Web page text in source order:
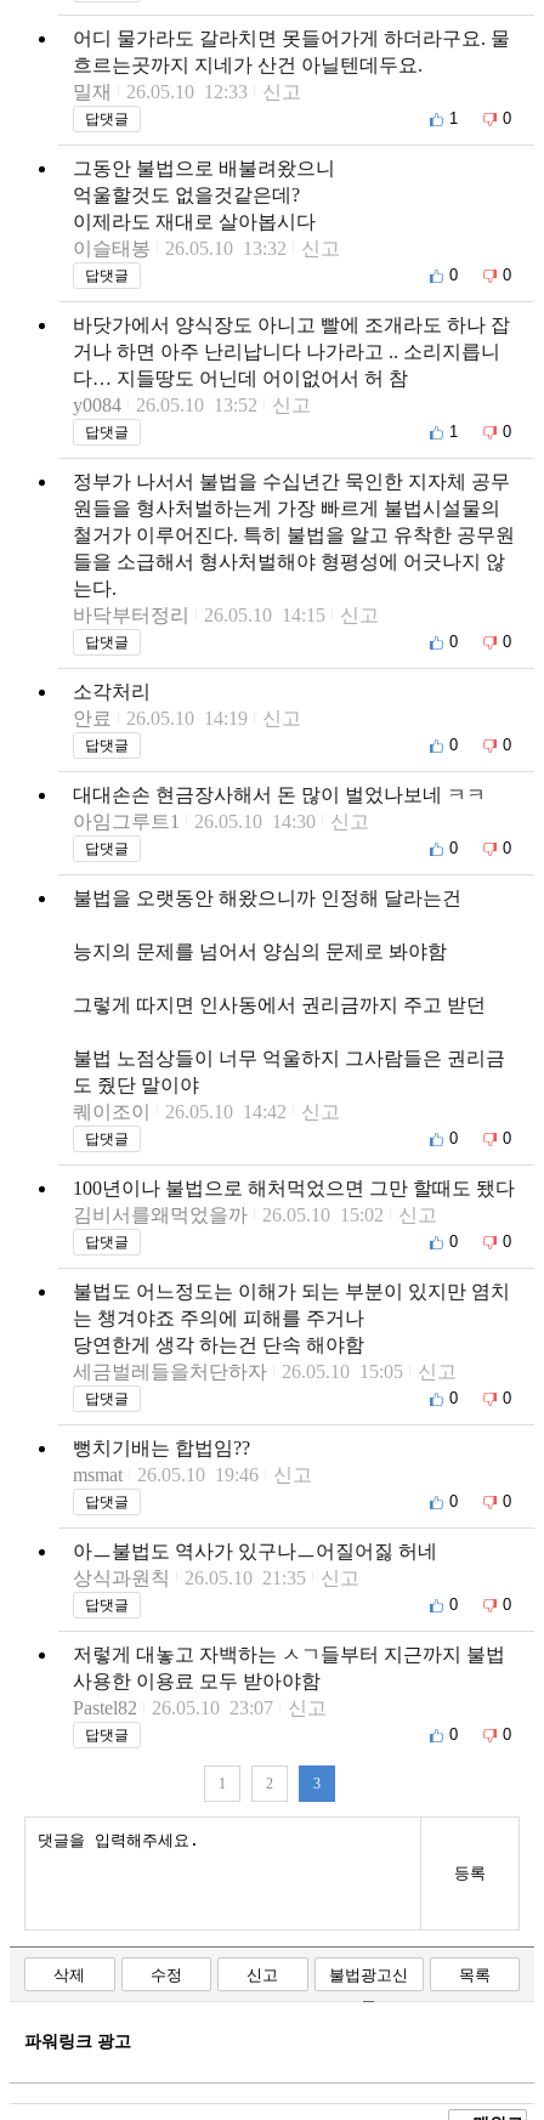
어디 물가라도 갈라치면 못들어가게 하더라구요. 물
흐르는곳까지 지네가 산건 아닐텐데두요.
밀재
26.05.10 12:33 신고
답댓글 1 0
그동안 불법으로 배불려왔으니
억울할것도 없을것같은데?
이제라도 재대로 살아봅시다
이슬태봉
26.05.10 13:32 신고
답댓글 0 0
바닷가에서 양식장도 아니고 빨에 조개라도 하나 잡
거나 하면 아주 난리납니다 나가라고 .. 소리지릅니
다… 지들땅도 어닌데 어이없어서 허 참
y0084
26.05.10 13:52 신고
답댓글 1 0
정부가 나서서 불법을 수십년간 묵인한 지자체 공무
원들을 형사처벌하는게 가장 빠르게 불법시설물의
철거가 이루어진다. 특히 불법을 알고 유착한 공무원
들을 소급해서 형사처벌해야 형평성에 어긋나지 않
는다.
바닥부터정리
26.05.10 14:15 신고
답댓글 0 0
소각처리
안료
26.05.10 14:19 신고
답댓글 0 0
대대손손 현금장사해서 돈 많이 벌었나보네 ㅋㅋ
아임그루트1
26.05.10 14:30 신고
답댓글 0 0
불법을 오랫동안 해왔으니까 인정해 달라는건
능지의 문제를 넘어서 양심의 문제로 봐야함
그렇게 따지면 인사동에서 권리금까지 주고 받던
불법 노점상들이 너무 억울하지 그사람들은 권리금
도 줬단 말이야
퀘이조이
26.05.10 14:42 신고
답댓글 0 0
100년이나 불법으로 해처먹었으면 그만 할때도 됐다
김비서를왜먹었을까
26.05.10 15:02 신고
답댓글 0 0
불법도 어느정도는 이해가 되는 부분이 있지만 염치
는 챙겨야죠 주의에 피해를 주거나
당연한게 생각 하는건 단속 해야함
세금벌레들을처단하자
26.05.10 15:05 신고
답댓글 0 0
뻥치기배는 합법임??
msmat
26.05.10 19:46 신고
답댓글 0 0
아ㅡ불법도 역사가 있구나ㅡ어질어짏 허네
상식과원칙
26.05.10 21:35 신고
답댓글 0 0
저렇게 대놓고 자백하는 ㅅㄱ들부터 지근까지 불법
사용한 이용료 모두 받아야함
Pastel82
26.05.10 23:07 신고
답댓글 0 0
1 2 3
등록
삭제 수정 신고
불법광고신
고
목록
파워링크 광고